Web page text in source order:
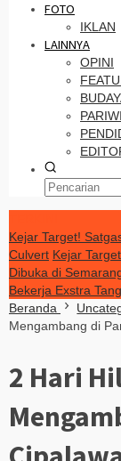
FOTO
IKLAN
LAINNYA
OPINI
Kejar Target!
Culvert Kejar
Dibuka di
Bekerja Exstra
Beranda
Mengambang di
2 Hari